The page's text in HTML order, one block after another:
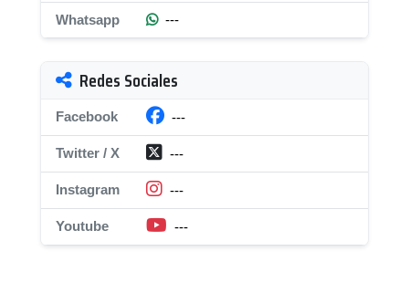
Whatsapp ---
Redes Sociales
Facebook ---
Twitter / X ---
Instagram ---
Youtube ---